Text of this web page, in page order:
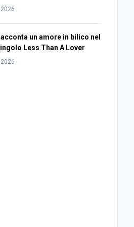
un amore in bilico nel
Less Than A Lover